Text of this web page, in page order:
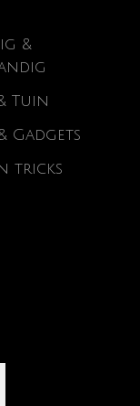
&
Tuin
Gadgets
tricks